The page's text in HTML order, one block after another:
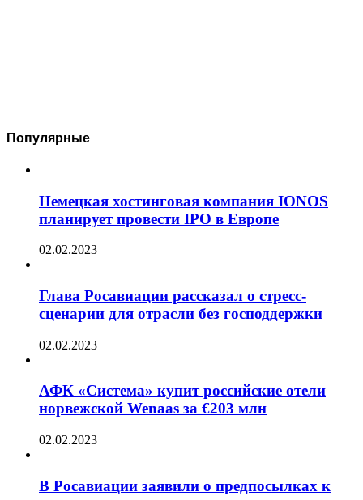
Популярные
Немецкая хостинговая компания IONOS
планирует провести IPO в Европе
02.02.2023
Глава Росавиации рассказал о стресс-
сценарии для отрасли без господдержки
02.02.2023
АФК «Система» купит российские отели
норвежской Wenaas за €203 млн
02.02.2023
В Росавиации заявили о предпосылках к